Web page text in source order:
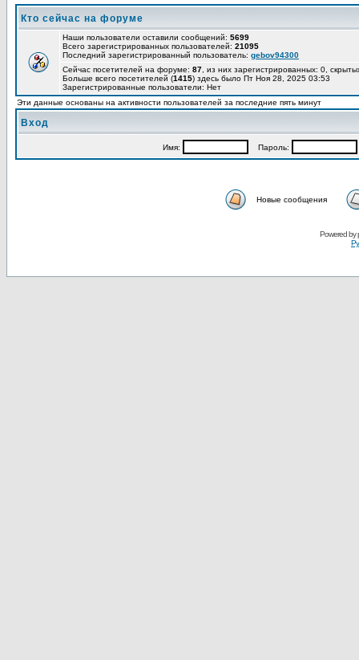
Кто сейчас на форуме
Наши пользователи оставили сообщений: 5699
Всего зарегистрированных пользователей: 21095
Последний зарегистрированный пользователь: gebov94300
Сейчас посетителей на форуме: 87 , из них зарегистрированных: 0,
Больше всего посетителей (1415) здесь было Пт Ноя 28, 2025 03:53
Зарегистрированные пользователи: Нет
Эти данные основаны на активности пользователей за последние пять минут
Вход
Имя: Пароль:
Новые сообщения
Powered by